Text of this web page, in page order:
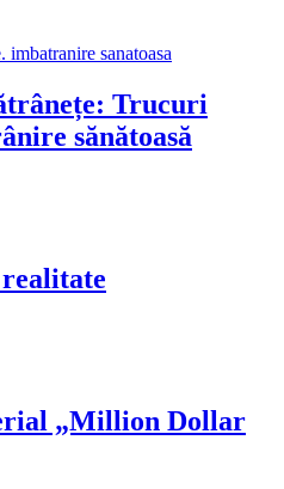
Trucuri
sănătoasă
„Million Dollar